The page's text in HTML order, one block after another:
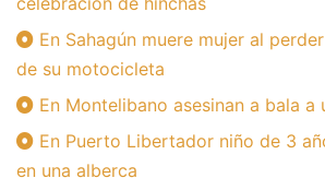
En Sahagún muere mujer al
de su motocicleta
En Montelibano asesinan a bala a
En Puerto Libertador niño de 3
en una alberca